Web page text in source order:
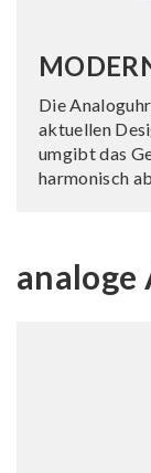
Die
aktuellen
umgibt das
harmonisch
analoge